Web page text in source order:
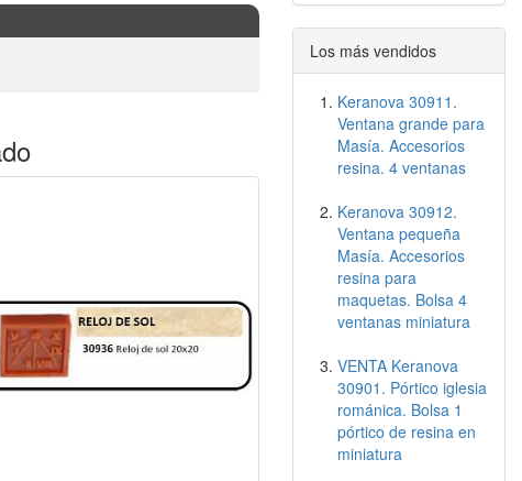
Los más vendidos
Keranova 30911.
Ventana grande para
Masía. Accesorios
resina. 4 ventanas
Keranova 30912.
Ventana pequeña
Masía. Accesorios
resina para
maquetas. Bolsa 4
ventanas miniatura
VENTA Keranova
30901. Pórtico iglesia
románica. Bolsa 1
pórtico de resina en
miniatura